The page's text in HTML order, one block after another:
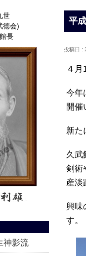
平
投稿日 :
４
今年
開催
新た
久武
剣術
産淡
興味
す。
世
徳会)
長
神影流